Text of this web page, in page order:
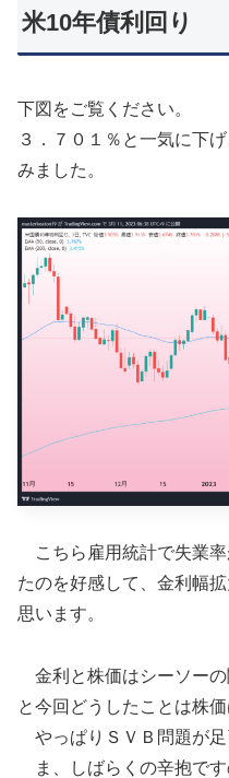
米10年債利回り
下図をご覧ください。
３．７０１％と一気に下
みました。
こちら雇用統計で失業率
たのを好感して、金利幅
思います。
金利と株価はシーソーの
と今回どうしたことは株
やっぱりＳＶＢ問題が足
ま、しばらくの辛抱で